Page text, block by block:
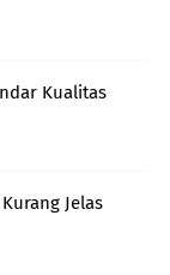
Kualitas
Jelas